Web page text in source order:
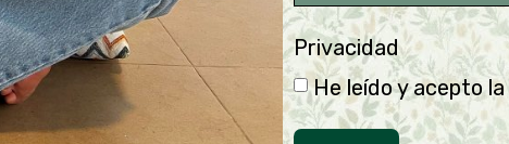
Privacidad
He leído y acepto la